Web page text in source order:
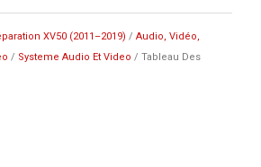
XV50 (2011–2019) /Audio, Vidéo,
/ Systeme Audio Et Video / Tableau Des